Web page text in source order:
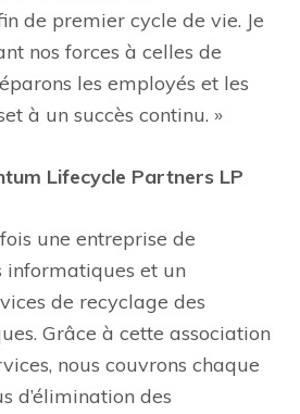
de premier cycle de vie. Je
nos forces à celles de
les employés et les
à un succès continu. »
Lifecycle Partners LP
une entreprise de
informatiques et un
de recyclage des
Grâce à cette association
nous couvrons chaque
d’élimination des